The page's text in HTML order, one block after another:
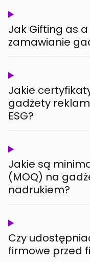
Jak Gifting as
zamawianie
Jakie
gadżety
ESG?
Jakie są
(MOQ) na
nadrukiem?
Czy
firmowe przed